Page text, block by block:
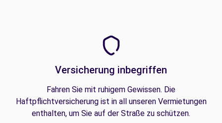
Versicherung inbegriffen
Fahren Sie mit ruhigem Gewissen. Die
Haftpflichtversicherung ist in all unseren Vermietungen
enthalten, um Sie auf der Straße zu schützen.